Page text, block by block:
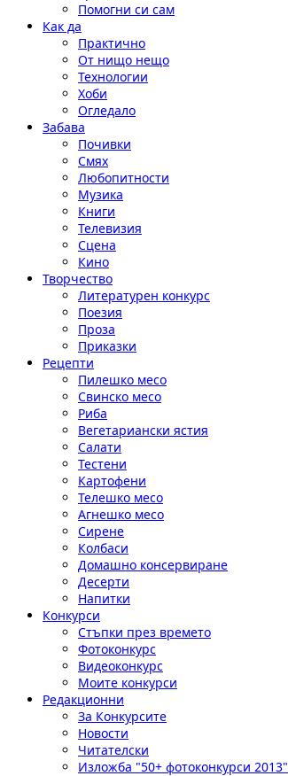
Помогни си сам
Как да
Практично
От нищо нещо
Технологии
Хоби
Огледало
Забава
Почивки
Смях
Любопитности
Музика
Книги
Телевизия
Сцена
Кино
Творчество
Литературен конкурс
Поезия
Проза
Приказки
Рецепти
Пилешко месо
Свинско месо
Риба
Вегетариански ястия
Салати
Тестени
Картофени
Телешко месо
Агнешко месо
Сирене
Колбаси
Домашно консервиране
Десерти
Напитки
Конкурси
Стъпки през времето
Фотоконкурс
Видеоконкурс
Моите конкурси
Редакционни
За Конкурсите
Новости
Читателски
Изложба "50+ фотоконкурси 2013"